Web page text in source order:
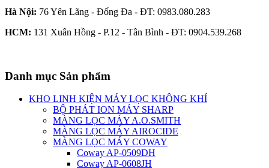
Hà Nội: 76 Yên Lãng - Đống Đa - ĐT: 0983.080.283
HCM: 131 Xuân Hồng - P.12 - Tân Bình - ĐT: 0904.539.268
Danh mục Sản phẩm
KHO LINH KIỆN MÁY LỌC KHÔNG KHÍ
BỘ PHÁT ION MÁY SHARP
MÀNG LỌC MÁY A.O.SMITH
MÀNG LỌC MÁY AIROCIDE
MÀNG LỌC MÁY COWAY
Coway AP-0509DH
Coway AP-0608JH